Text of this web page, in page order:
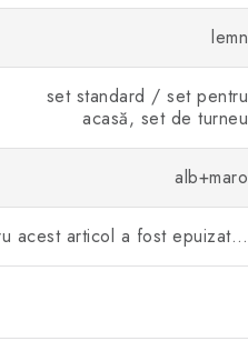
lemn
set standard / set pentru
acasă, set de turneu
alb+maro
acest articol a fost epuizat…